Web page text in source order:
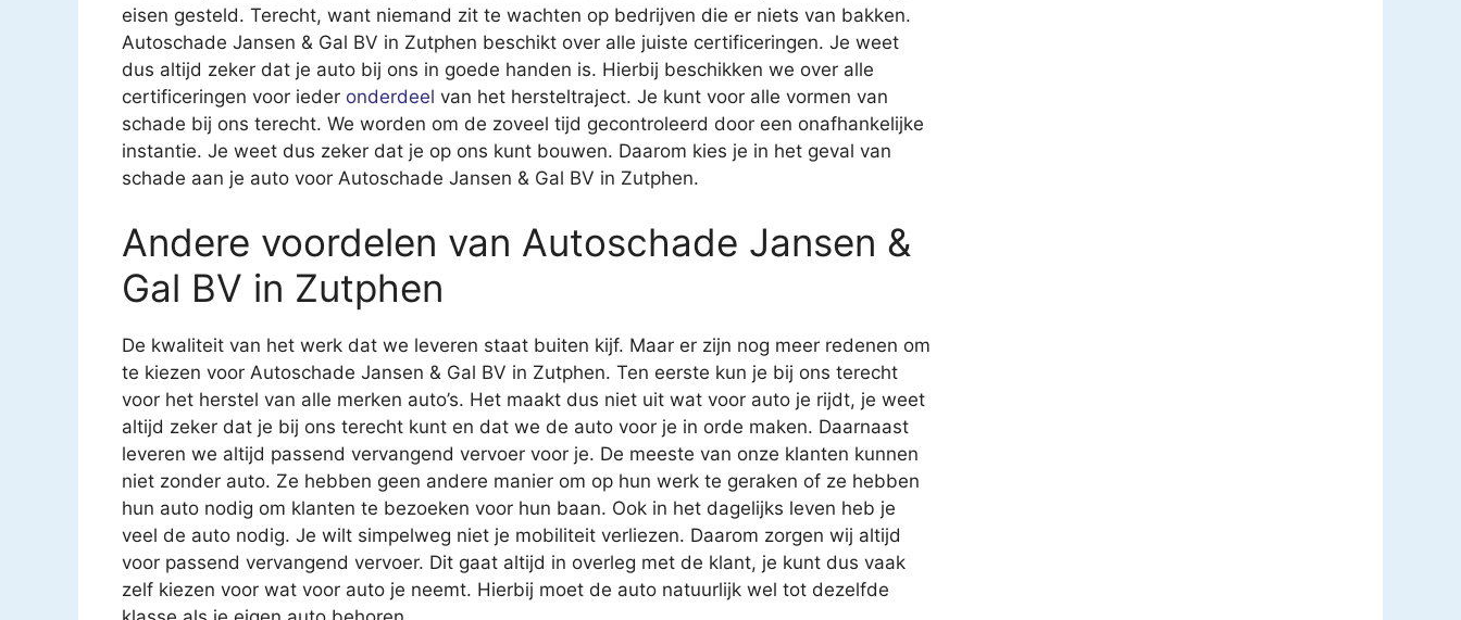
eisen gesteld. Terecht, want niemand zit te wachten op bedrijven die er niets van bakken.
Autoschade Jansen & Gal BV in Zutphen beschikt over alle juiste certificeringen. Je weet
dus altijd zeker dat je auto bij ons in goede handen is. Hierbij beschikken we over alle
certificeringen voor ieder onderdeel van het hersteltraject. Je kunt voor alle vormen van
schade bij ons terecht. We worden om de zoveel tijd gecontroleerd door een onafhankelijke
instantie. Je weet dus zeker dat je op ons kunt bouwen. Daarom kies je in het geval van
schade aan je auto voor Autoschade Jansen & Gal BV in Zutphen.
Andere voordelen van Autoschade Jansen &
Gal BV in Zutphen
De kwaliteit van het werk dat we leveren staat buiten kijf. Maar er zijn nog meer redenen om
te kiezen voor Autoschade Jansen & Gal BV in Zutphen. Ten eerste kun je bij ons terecht
voor het herstel van alle merken auto’s. Het maakt dus niet uit wat voor auto je rijdt, je weet
altijd zeker dat je bij ons terecht kunt en dat we de auto voor je in orde maken. Daarnaast
leveren we altijd passend vervangend vervoer voor je. De meeste van onze klanten kunnen
niet zonder auto. Ze hebben geen andere manier om op hun werk te geraken of ze hebben
hun auto nodig om klanten te bezoeken voor hun baan. Ook in het dagelijks leven heb je
veel de auto nodig. Je wilt simpelweg niet je mobiliteit verliezen. Daarom zorgen wij altijd
voor passend vervangend vervoer. Dit gaat altijd in overleg met de klant, je kunt dus vaak
zelf kiezen voor wat voor auto je neemt. Hierbij moet de auto natuurlijk wel tot dezelfde